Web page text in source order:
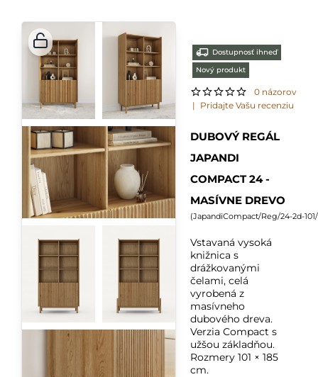
Dostupnosť ihneď
Nový produkt
0 názorov
| Pridajte Vašu recenziu
DUBOVÝ REGÁL
JAPANDI
COMPACT 24 -
MASÍVNE DREVO
(JapandiCompact/Reg/24-2d-101/
Vstavaná vysoká
knižnica s
drážkovanými
čelami, celá
vyrobená z
masívneho
dubového dreva.
Verzia Compact s
užšou základňou.
Rozmery 101 × 185
cm.